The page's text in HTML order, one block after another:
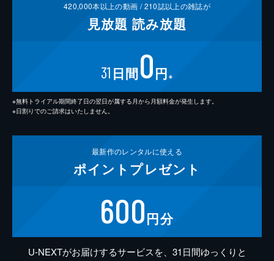
420,000本以上の動画 /210誌以上の雑誌が
見放題 読み放題
31 日間0円 ※
※無料トライアル期間終了日の翌日が属する月から月額料金が発生します。
※日割りでのご請求はいたしません。
最新作のレンタルに使える
ポイント プレゼント
600円分
U-NEXTがお届けするサービスを、31日間ゆっくりと